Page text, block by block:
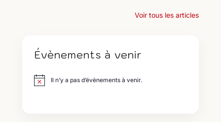
Voir tous les articles
Évènements à venir
Il n’y a pas d’évènements à venir.